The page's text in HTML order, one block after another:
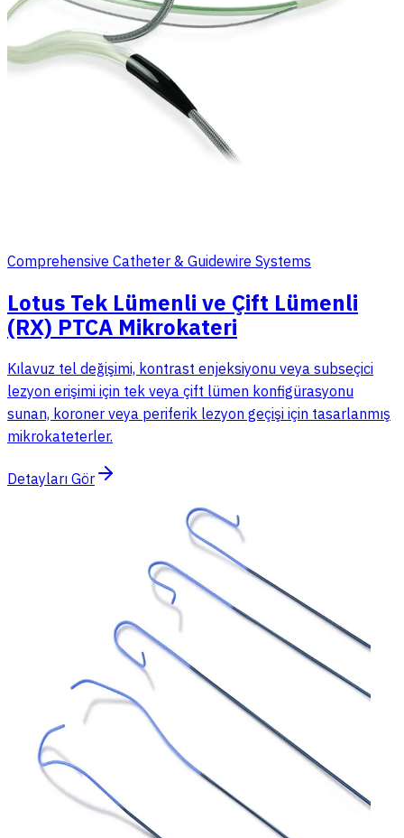
Comprehensive Catheter & Guidewire Systems
Lotus Tek Lümenli ve Çift Lümenli
(RX) PTCA Mikrokateri
Kılavuz tel değişimi, kontrast enjeksiyonu veya subseçici
lezyon erişimi için tek veya çift lümen konfigürasyonu
sunan, koroner veya periferik lezyon geçişi için tasarlanmış
mikrokateterler.
Detayları Gör